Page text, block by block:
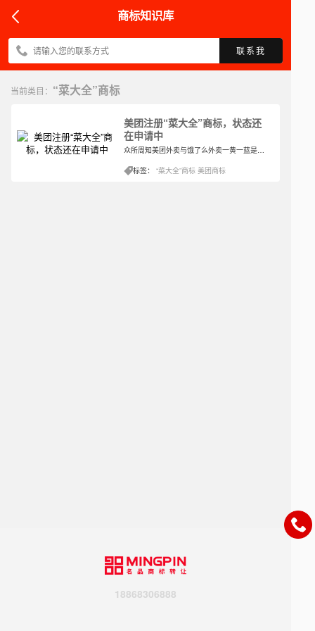
商标知识库
联系我
当前类目： “菜大全”商标
美团注册“菜大全”商标，状态还
在申请中
众所周知美团外卖与饿了么外卖一黄一蓝是外卖界中的“双足鼎立”，不过美团外卖还只是美团的一个分支，美团真正的业务可不仅仅只是送外卖这一项。看APP功能也能够知道其还有很多其他的功能。
标签：“菜大全”商标 美团商标
18868306888